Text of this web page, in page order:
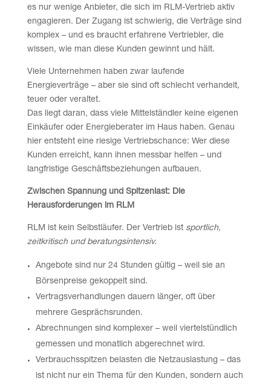
es nur wenige Anbieter, die sich im RLM-Vertrieb aktiv
engagieren. Der Zugang ist schwierig, die Verträge sind
komplex – und es braucht erfahrene Vertriebler, die
wissen, wie man diese Kunden gewinnt und hält.
Viele Unternehmen haben zwar laufende
Energieverträge – aber sie sind oft schlecht verhandelt,
teuer oder veraltet.
Das liegt daran, dass viele Mittelständler keine eigenen
Einkäufer oder Energieberater im Haus haben. Genau
hier entsteht eine riesige Vertriebschance: Wer diese
Kunden erreicht, kann ihnen messbar helfen – und
langfristige Geschäftsbeziehungen aufbauen.
Zwischen Spannung und Spitzenlast: Die
Herausforderungen im RLM
RLM ist kein Selbstläufer. Der Vertrieb ist sportlich,
zeitkritisch und beratungsintensiv.
Angebote sind nur 24 Stunden gültig – weil sie an
Börsenpreise gekoppelt sind.
Vertragsverhandlungen dauern länger, oft über
mehrere Gesprächsrunden.
Abrechnungen sind komplexer – weil viertelstündlich
gemessen und monatlich abgerechnet wird.
Verbrauchsspitzen belasten die Netzauslastung – das
ist nicht nur ein Thema für den Kunden, sondern auch